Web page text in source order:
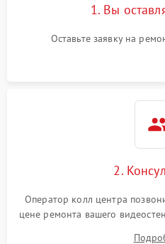
1. Вы
Оставьте заявку на
2.
Оператор колл центра
цене ремонта вашего